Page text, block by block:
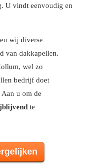
U vindt eenvoudig en
wij diverse
van dakkapellen.
wel zo
bedrijf doet
u om de
te